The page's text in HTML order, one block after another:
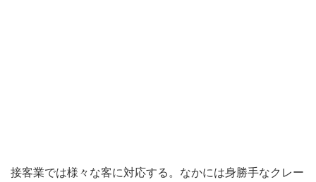
接客業では様々な客に対応する。なかには身勝手なクレー